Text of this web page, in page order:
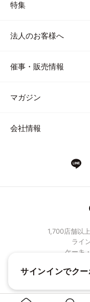
特集
法人のお客様へ
催事・販売情報
マガジン
会社情報
1,700店舗以
ライ
ケーキ
©
サインインでク